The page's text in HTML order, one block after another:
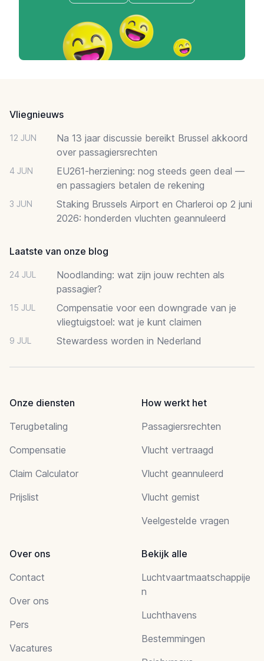
Vliegnieuws
12 JUN
Na 13 jaar discussie bereikt Brussel akkoord
over passagiersrechten
4 JUN
EU261-herziening: nog steeds geen deal —
en passagiers betalen de rekening
3 JUN
Staking Brussels Airport en Charleroi op 2 juni
2026: honderden vluchten geannuleerd
Laatste van onze blog
24 JUL
Noodlanding: wat zijn jouw rechten als
passagier?
15 JUL
Compensatie voor een downgrade van je
vliegtuigstoel: wat je kunt claimen
9 JUL Stewardess worden in Nederland
Onze diensten
Terugbetaling
Compensatie
Claim Calculator
Prijslist
How werkt het
Passagiersrechten
Vlucht vertraagd
Vlucht geannuleerd
Vlucht gemist
Veelgestelde vragen
Over ons
Contact
Over ons
Pers
Vacatures
Bekijk alle
Luchtvaartmaatschappije
n
Luchthavens
Bestemmingen